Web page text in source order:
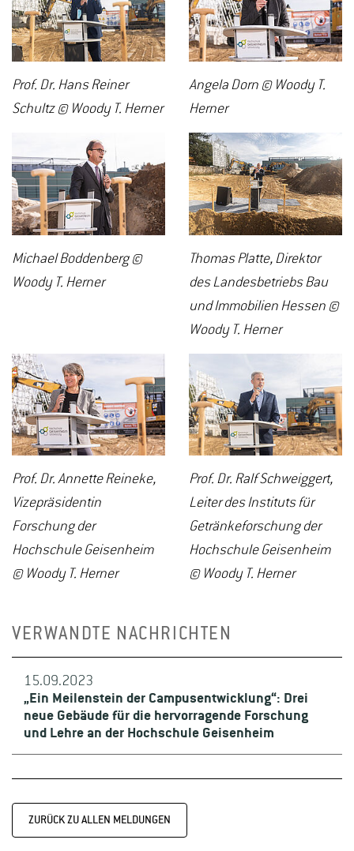
Prof. Dr. Hans Reiner
Schultz © Woody T. Herner
Angela Dorn © Woody T.
Herner
Michael Boddenberg ©
Woody T. Herner
Thomas Platte, Direktor
des Landesbetriebs Bau
und Immobilien Hessen ©
Woody T. Herner
Prof. Dr. Annette Reineke,
Vizepräsidentin
Forschung der
Hochschule Geisenheim
© Woody T. Herner
Prof. Dr. Ralf Schweiggert,
Leiter des Instituts für
Getränkeforschung der
Hochschule Geisenheim
© Woody T. Herner
VERWANDTE NACHRICHTEN
15.09.2023
„Ein Meilenstein der Campusentwicklung“: Drei
neue Gebäude für die hervorragende Forschung
und Lehre an der Hochschule Geisenheim
ZURÜCK ZU ALLEN MELDUNGEN